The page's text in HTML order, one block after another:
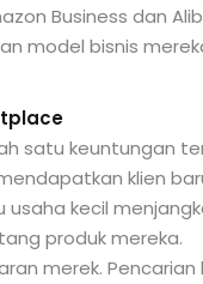
Business dan
model bisnis
satu keuntungan
klien
kecil
produk mereka.
merek.